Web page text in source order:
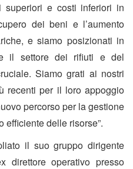
superiori e costi inferiori in
dei beni e l’aumento
e siamo posizionati in
il settore dei rifiuti e del
Siamo grati ai nostri
recenti per il loro appoggio
percorso per la gestione
efficiente delle risorse”.
il suo gruppo dirigente
direttore operativo presso